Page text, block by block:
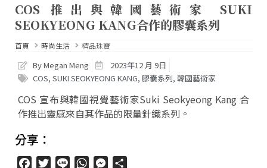
COS 推出與韓國藝術家 SUKI
SEOKYEONG KANG合作的膠囊系列
首頁 時尚生活 精品珠寶
By Megan Meng
2023年12 月 9日
COS, SUKI SEOKYEONG KANG, 膠囊系列, 韓國藝術家
COS 宣布與韓國視覺藝術家Suki Seokyeong Kang 合
作推出靈感來自其作品的限量針織系列。
分享：
FacebookTwitter
Line WhatsAppMessenger